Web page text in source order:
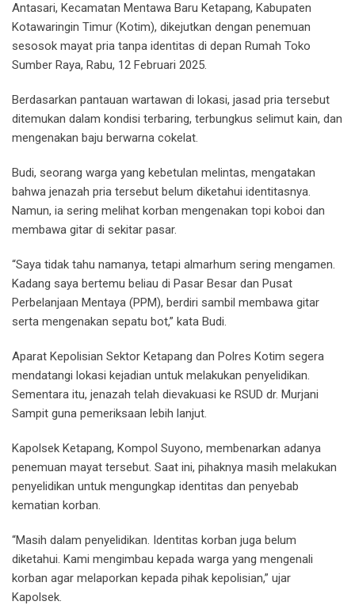
Antasari, Kecamatan Mentawa Baru Ketapang, Kabupaten
Kotawaringin Timur (Kotim), dikejutkan dengan penemuan
sesosok mayat pria tanpa identitas di depan Rumah Toko
Sumber Raya, Rabu, 12 Februari 2025.
Berdasarkan pantauan wartawan di lokasi, jasad pria tersebut
ditemukan dalam kondisi terbaring, terbungkus selimut kain, dan
mengenakan baju berwarna cokelat.
Budi, seorang warga yang kebetulan melintas, mengatakan
bahwa jenazah pria tersebut belum diketahui identitasnya.
Namun, ia sering melihat korban mengenakan topi koboi dan
membawa gitar di sekitar pasar.
“Saya tidak tahu namanya, tetapi almarhum sering mengamen.
Kadang saya bertemu beliau di Pasar Besar dan Pusat
Perbelanjaan Mentaya (PPM), berdiri sambil membawa gitar
serta mengenakan sepatu bot,” kata Budi.
Aparat Kepolisian Sektor Ketapang dan Polres Kotim segera
mendatangi lokasi kejadian untuk melakukan penyelidikan.
Sementara itu, jenazah telah dievakuasi ke RSUD dr. Murjani
Sampit guna pemeriksaan lebih lanjut.
Kapolsek Ketapang, Kompol Suyono, membenarkan adanya
penemuan mayat tersebut. Saat ini, pihaknya masih melakukan
penyelidikan untuk mengungkap identitas dan penyebab
kematian korban.
“Masih dalam penyelidikan. Identitas korban juga belum
diketahui. Kami mengimbau kepada warga yang mengenali
korban agar melaporkan kepada pihak kepolisian,” ujar
Kapolsek.